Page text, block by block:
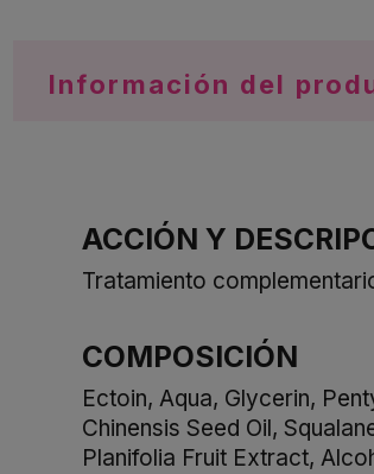
Información del
ACCIÓN Y
Tratamiento
COMPOSICIÓN
Ectoin, Aqua, Glycerin,
Chinensis Seed Oil,
Planifolia Fruit Extract,